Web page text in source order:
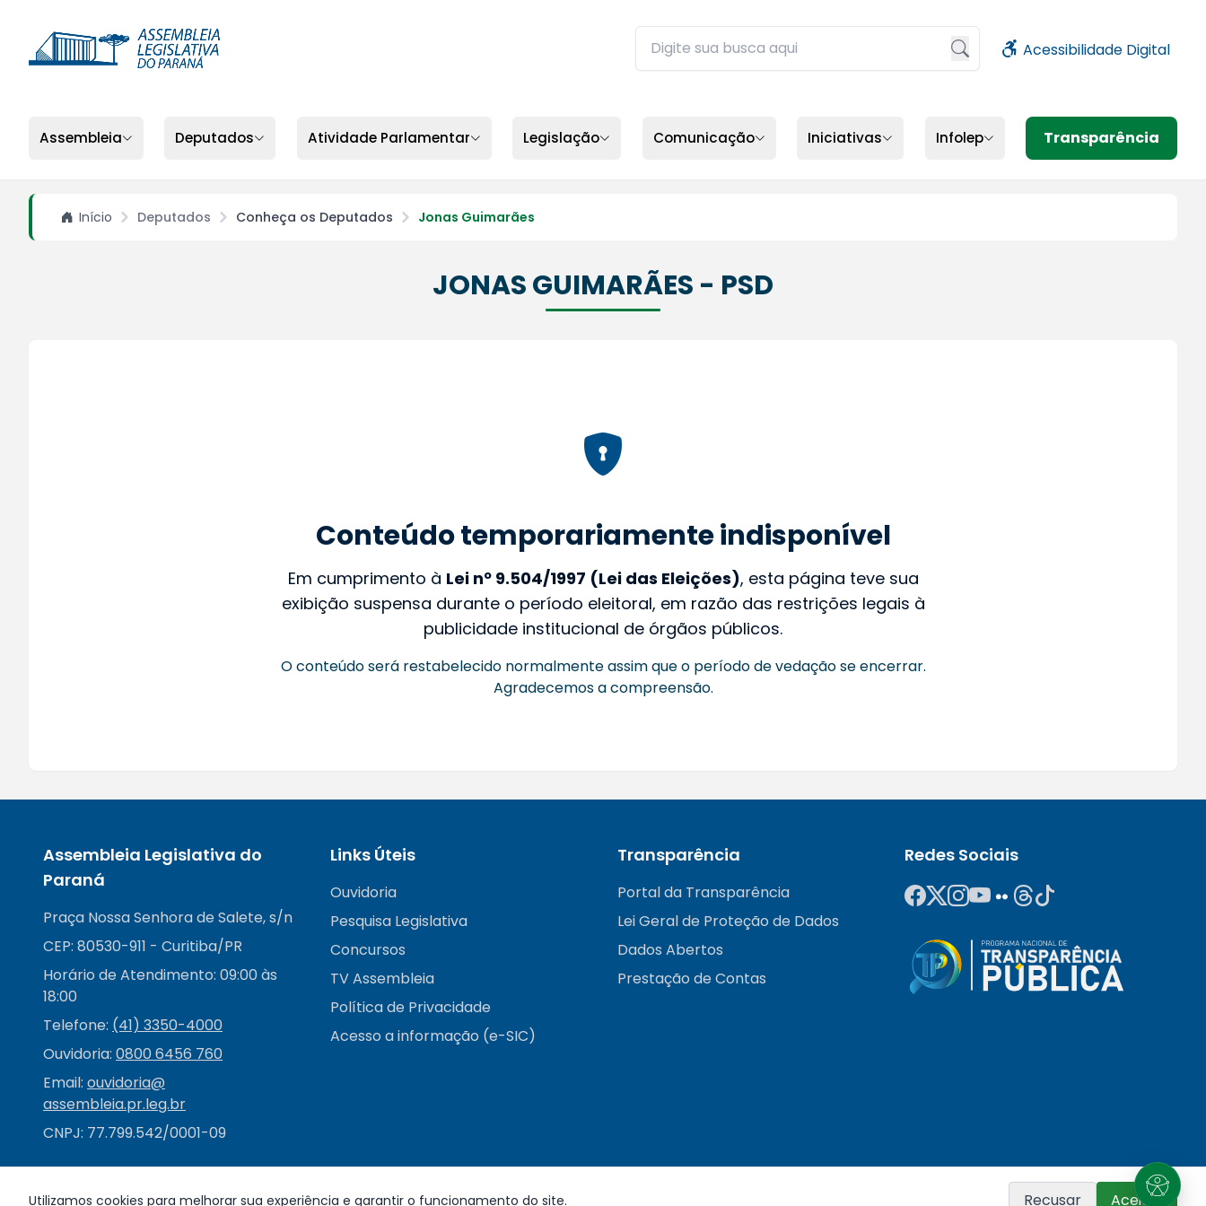
Buscar no site da ALEP
Acessibilidade Digital
Assembleia Deputados Atividade Parlamentar Legislação Comunicação Iniciativas Infolep Transparência
Início Deputados Conheça os Deputados Jonas Guimarães
JONAS GUIMARÃES - PSD
Conteúdo temporariamente indisponível
Em cumprimento à Lei nº 9.504/1997 (Lei das Eleições), esta página teve sua
exibição suspensa durante o período eleitoral, em razão das restrições legais à
publicidade institucional de órgãos públicos.
O conteúdo será restabelecido normalmente assim que o período de vedação se encerrar.
Agradecemos a compreensão.
Assembleia Legislativa do
Paraná
Praça Nossa Senhora de Salete, s/n
CEP: 80530-911 - Curitiba/PR
Horário de Atendimento: 09:00 às
18:00
Telefone: (41) 3350-4000
Ouvidoria: 0800 6456 760
Email: ouvidoria@
assembleia.pr.leg.br
CNPJ: 77.799.542/0001-09
Links Úteis
Ouvidoria
Pesquisa Legislativa
Concursos
TV Assembleia
Política de Privacidade
Acesso a informação (e-SIC)
Transparência
Portal da Transparência
Lei Geral de Proteção de Dados
Dados Abertos
Prestação de Contas
Redes Sociais
Utilizamos cookies para melhorar sua experiência e garantir o funcionamento do site. Recusar Aceitar